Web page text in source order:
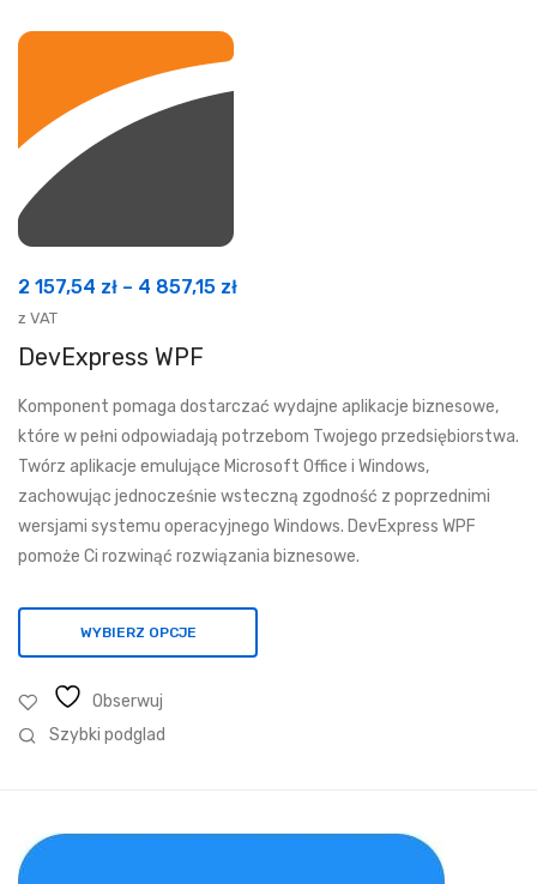
2 157,54 zł – 4 857,15 złZakres
157,54 zł
do
4
857,15 zł
z VAT
DevExpress WPF
Komponent pomaga dostarczać wydajne aplikacje biznesowe,
które w pełni odpowiadają potrzebom Twojego przedsiębiorstwa.
Twórz aplikacje emulujące Microsoft Office i Windows,
zachowując jednocześnie wsteczną zgodność z poprzednimi
wersjami systemu operacyjnego Windows. DevExpress WPF
pomoże Ci rozwinąć rozwiązania biznesowe.
WYBIERZ OPCJE
Obserwuj
Szybki podglad